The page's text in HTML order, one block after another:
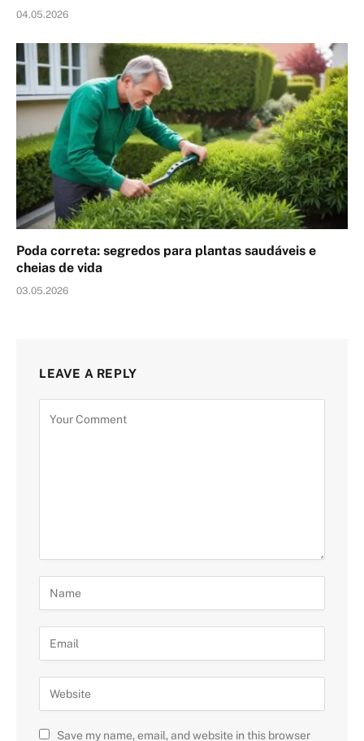
04.05.2026
Poda correta: segredos para plantas saudáveis e
cheias de vida
03.05.2026
LEAVE A REPLY
Save my name, email, and website in this browser